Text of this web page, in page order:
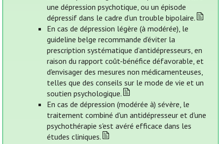
une dépression psychotique, ou un épisode
dépressif dans le cadre d’un trouble bipolaire.
En cas de dépression légère (à modérée), le
guideline belge recommande d’éviter la
prescription systématique d’antidépresseurs, en
raison du rapport coût-bénéfice défavorable, et
d'envisager des mesures non médicamenteuses,
telles que des conseils sur le mode de vie et un
soutien psychologique.
En cas de dépression (modérée à) sévère, le
traitement combiné d'un antidépresseur et d'une
psychothérapie s'est avéré efficace dans les
études cliniques.